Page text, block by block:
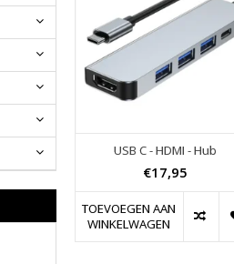
USB C - HDMI - Hub
€17,95
TOEVOEGEN AAN
WINKELWAGEN